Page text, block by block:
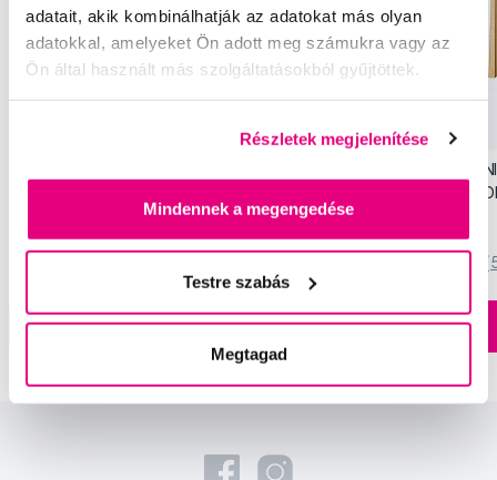
adatait, akik kombinálhatják az adatokat más olyan
adatokkal, amelyeket Ön adott meg számukra vagy az
Ön által használt más szolgáltatásokból gyűjtöttek.
Részletek megjelenítése
Mindennek a megengedése
Testre szabás
Megtagad
A kosárba Készleten > 5 db
SWISSDENT
(2+1 ingyen) - ST.
A kosárba